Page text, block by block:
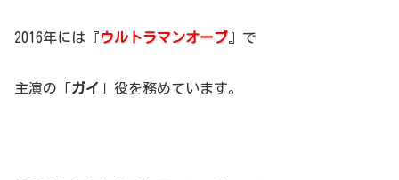
2016年には『ウルトラマンオーブ 』で
主演の「ガイ 」役を務めています。